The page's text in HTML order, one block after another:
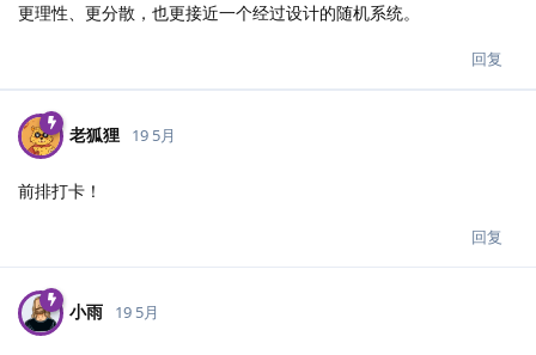
更理性、更分散，也更接近一个经过设计的随机系统。
回复
老狐狸 19 5月
前排打卡！
回复
小雨 19 5月